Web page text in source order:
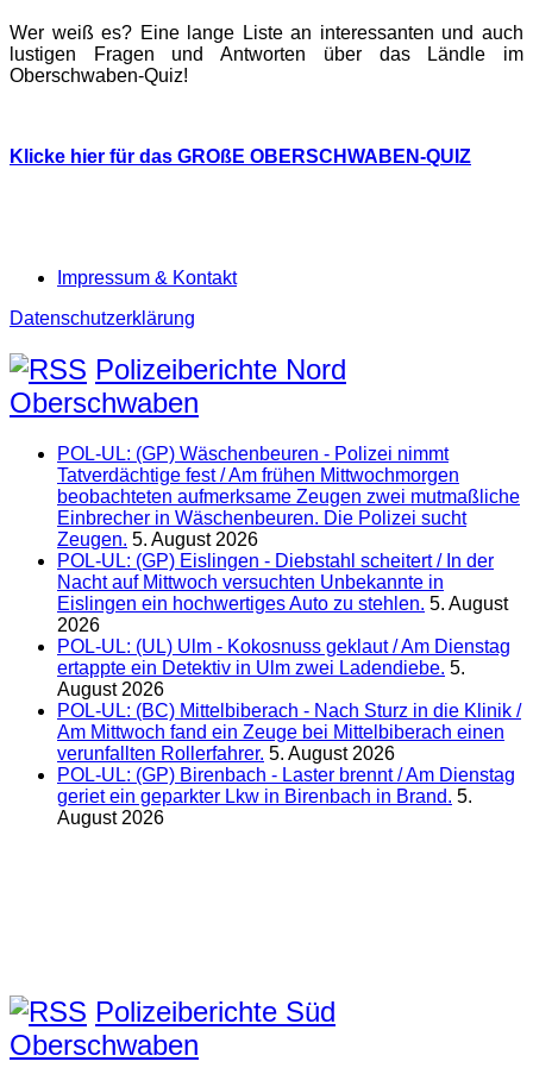
Wer weiß es? Eine lange Liste an interessanten und auch
lustigen Fragen und Antworten über das Ländle im
Oberschwaben-Quiz!
Klicke hier für das GROßE OBERSCHWABEN-QUIZ
Impressum & Kontakt
Datenschutzerklärung
Polizeiberichte Nord
Oberschwaben
POL-UL: (GP) Wäschenbeuren - Polizei nimmt
Tatverdächtige fest / Am frühen Mittwochmorgen
beobachteten aufmerksame Zeugen zwei mutmaßliche
Einbrecher in Wäschenbeuren. Die Polizei sucht
Zeugen. 5. August 2026
POL-UL: (GP) Eislingen - Diebstahl scheitert / In der
Nacht auf Mittwoch versuchten Unbekannte in
Eislingen ein hochwertiges Auto zu stehlen. 5. August
2026
POL-UL: (UL) Ulm - Kokosnuss geklaut / Am Dienstag
ertappte ein Detektiv in Ulm zwei Ladendiebe. 5.
August 2026
POL-UL: (BC) Mittelbiberach - Nach Sturz in die Klinik /
Am Mittwoch fand ein Zeuge bei Mittelbiberach einen
verunfallten Rollerfahrer. 5. August 2026
POL-UL: (GP) Birenbach - Laster brennt / Am Dienstag
geriet ein geparkter Lkw in Birenbach in Brand. 5.
August 2026
Polizeiberichte Süd
Oberschwaben